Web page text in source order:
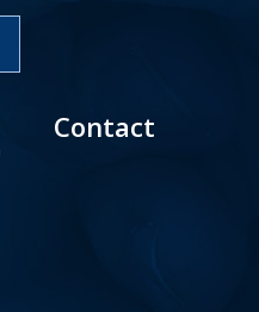
Contact